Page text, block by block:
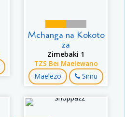
Mchanga na Kokoto
za
Zimebaki 1
TZS Bei Maelewano
Maelezo Simu